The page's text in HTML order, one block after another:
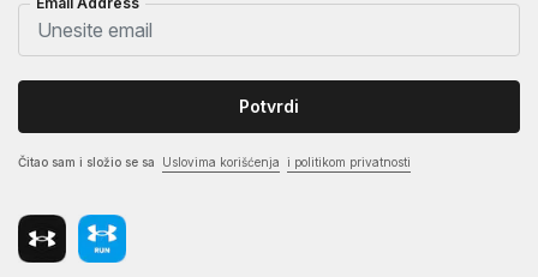
Potvrdi
Čitao sam i složio se sa Uslovima korišćenja i politikom privatnosti